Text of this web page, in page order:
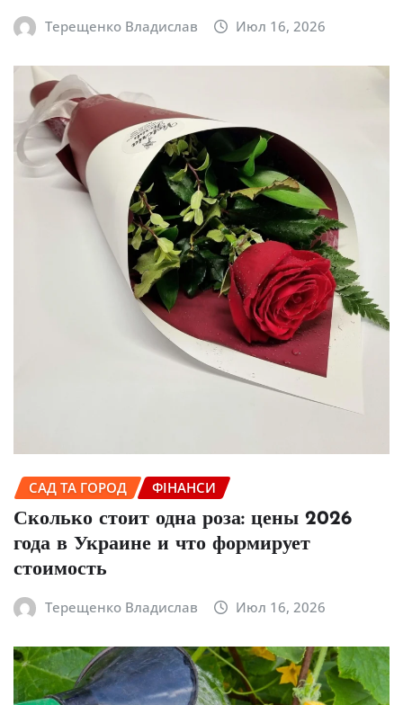
Терещенко Владислав Июл 16, 2026
САД ТА ГОРОД ФІНАНСИ
Сколько стоит одна роза: цены 2026
года в Украине и что формирует
стоимость
Терещенко Владислав Июл 16, 2026